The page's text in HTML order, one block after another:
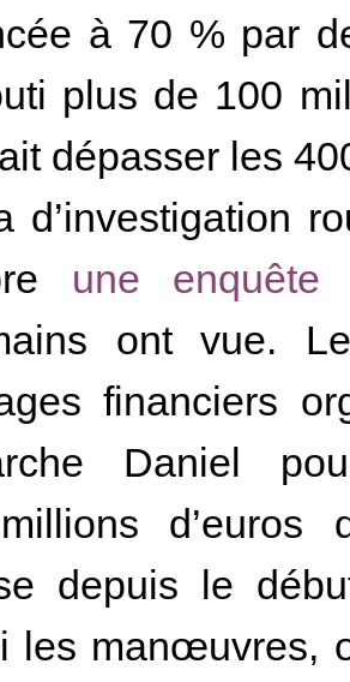
à 70 % par
plus de 100
dépasser les
d’investigation
une enquête
ont vue.
financiers
Daniel
d’euros
depuis le
les manœuvres,